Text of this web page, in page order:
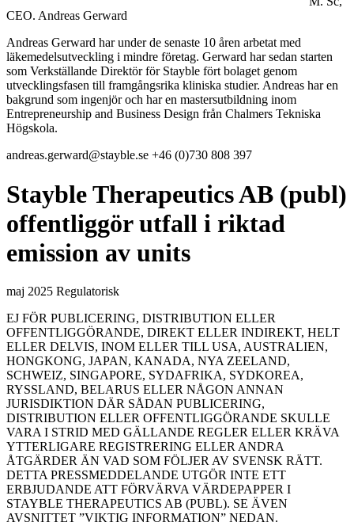
CEO. Andreas Gerward
Andreas Gerward har under de senaste 10 åren arbetat med
läkemedelsutveckling i mindre företag. Gerward har sedan starten
som Verkställande Direktör för Stayble fört bolaget genom
utvecklingsfasen till framgångsrika kliniska studier. Andreas har en
bakgrund som ingenjör och har en mastersutbildning inom
Entrepreneurship and Business Design från Chalmers Tekniska
Högskola.
andreas.gerward@stayble.se +46 (0)730 808 397
Stayble Therapeutics AB (publ)
offentliggör utfall i riktad
emission av units
maj 2025 Regulatorisk
EJ FÖR PUBLICERING, DISTRIBUTION ELLER
OFFENTLIGGÖRANDE, DIREKT ELLER INDIREKT, HELT
ELLER DELVIS, INOM ELLER TILL USA, AUSTRALIEN,
HONGKONG, JAPAN, KANADA, NYA ZEELAND,
SCHWEIZ, SINGAPORE, SYDAFRIKA, SYDKOREA,
RYSSLAND, BELARUS ELLER NÅGON ANNAN
JURISDIKTION DÄR SÅDAN PUBLICERING,
DISTRIBUTION ELLER OFFENTLIGGÖRANDE SKULLE
VARA I STRID MED GÄLLANDE REGLER ELLER KRÄVA
YTTERLIGARE REGISTRERING ELLER ANDRA
ÅTGÄRDER ÄN VAD SOM FÖLJER AV SVENSK RÄTT.
DETTA PRESSMEDDELANDE UTGÖR INTE ETT
ERBJUDANDE ATT FÖRVÄRVA VÄRDEPAPPER I
STAYBLE THERAPEUTICS AB (PUBL). SE ÄVEN
AVSNITTET ”VIKTIG INFORMATION” NEDAN.